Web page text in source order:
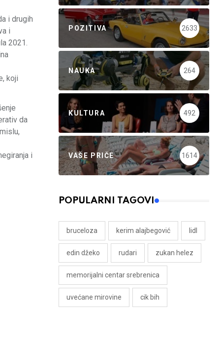
i drugih
i
2021.
koji
da
i
POZITIVA 2633
NAUKA 264
KULTURA 492
VAŠE PRIČE 1614
POPULARNI TAGOVI
bruceloza kerim alajbegović lidl
edin džeko rudari zukan helez
memorijalni centar srebrenica
uvećane mirovine cik bih